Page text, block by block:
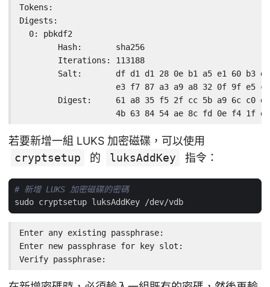
Tokens:
Digests:
  0: pbkdf2
        Hash:       sha256
        Iterations: 113188
Salt:       df d1 d1 28 0e b1 a5 e1 60 b3
e3 f7 87 a3 a9 a8 32 0f 9f e5
Digest:     61 a8 35 f5 2f cc 5b a9 6c c0
4b 63 84 54 ae 8c fd 0e f4 1f
若要新增一組 LUKS 加密磁碟，可以使用
cryptsetup
的 luksAddKey 指令：
# 新增 LUKS 加密磁碟的密碼
Enter any existing passphrase:
Enter new passphrase for key slot:
Verify passphrase: